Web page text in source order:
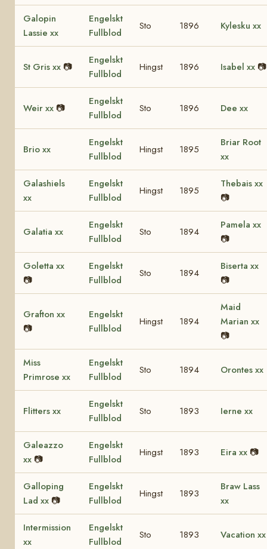
Galopin
Lassie xx
Engelskt
Fullblod
Sto 1896 Kylesku xx
St Gris xx 📷
Engelskt
Fullblod
Hingst 1896 Isabel xx 📷
Weir xx 📷
Engelskt
Fullblod
Sto 1896 Dee xx
Brio xx
Engelskt
Fullblod
Hingst 1895
Briar Root
xx
Galashiels
xx
Engelskt
Fullblod
Hingst 1895
Thebais xx
📷
Galatia xx
Engelskt
Fullblod
Sto 1894
Pamela xx
📷
Goletta xx
📷
Engelskt
Fullblod
Sto 1894
Biserta xx
📷
Grafton xx
📷
Engelskt
Fullblod
Hingst 1894
Maid
Marian xx
📷
Miss
Primrose xx
Engelskt
Fullblod
Sto 1894 Orontes xx
Flitters xx
Engelskt
Fullblod
Sto 1893 Ierne xx
Galeazzo
xx 📷
Engelskt
Fullblod
Hingst 1893 Eira xx 📷
Galloping
Lad xx 📷
Engelskt
Fullblod
Hingst 1893
Braw Lass
xx
Intermission
xx
Engelskt
Fullblod
Sto 1893 Vacation xx